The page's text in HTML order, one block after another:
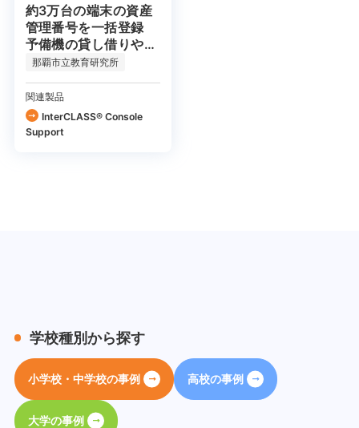
約3万台の端末の資産
管理番号を一括登録
予備機の貸し借りや故
障対応がスムーズに
那覇市立教育研究所
関連製品
InterCLASS®︎ Console
Support
学校種別から探す
小学校・中学校の事例 高校の事例
大学の事例